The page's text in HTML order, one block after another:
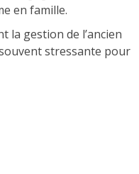
en famille.
la gestion de l’ancien
stressante pour